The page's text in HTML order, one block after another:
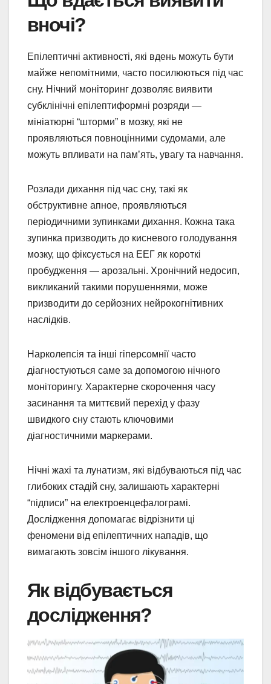
вночі?
Епілептичні активності, які вдень можуть бути
майже непомітними, часто посилюються під час
сну. Нічний моніторинг дозволяє виявити
субклінічні епілептиформні розряди —
мініатюрні “шторми” в мозку, які не
проявляються повноцінними судомами, але
можуть впливати на пам’ять, увагу та навчання.
Розлади дихання під час сну, такі як
обструктивне апное, проявляються
періодичними зупинками дихання. Кожна така
зупинка призводить до кисневого голодування
мозку, що фіксується на ЕЕГ як короткі
пробудження — арозальні. Хронічний недосип,
викликаний такими порушеннями, може
призводити до серйозних нейрокогнітивних
наслідків.
Нарколепсія та інші гіперсомнії часто
діагностуються саме за допомогою нічного
моніторингу. Характерне скорочення часу
засинання та миттєвий перехід у фазу
швидкого сну стають ключовими
діагностичними маркерами.
Нічні жахі та лунатизм, які відбуваються під час
глибоких стадій сну, залишають характерні
“підписи” на електроенцефалограмі.
Дослідження допомагає відрізнити ці
феномени від епілептичних нападів, що
вимагають зовсім іншого лікування.
Як відбувається
дослідження?